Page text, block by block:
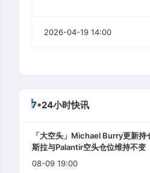
2026-04-19 14:00
7*24小时快讯
「大空头」Michael Burry更新持
斯拉与Palantir空头仓位维持不变
08-09 19:00